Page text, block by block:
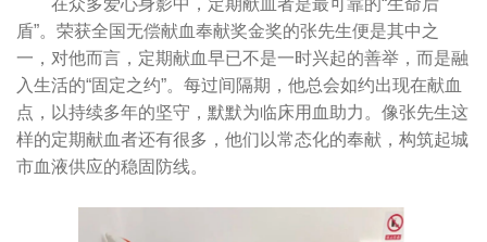
盾”。荣获全国无偿献血奉献奖金奖的张先生便是其中之
一，对他而言，定期献血早已不是一时兴起的善举，而是融
入生活的“固定之约”。每过间隔期，他总会如约出现在献血
点，以持续多年的坚守，默默为临床用血助力。像张先生这
样的定期献血者还有很多，他们以常态化的奉献，构筑起城
市血液供应的稳固防线。